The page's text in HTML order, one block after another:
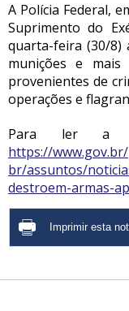
A Polícia Federal,
Suprimento do
quarta-feira (30/8)
munições e
provenientes de
operações e
Para ler a
https://
br/assuntos/
destroem-armas-